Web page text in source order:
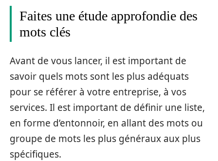
Faites une étude approfondie des
mots clés
Avant de vous lancer, il est important de
savoir quels mots sont les plus adéquats
pour se référer à votre entreprise, à vos
services. Il est important de définir une liste,
en forme d’entonnoir, en allant des mots ou
groupe de mots les plus généraux aux plus
spécifiques.